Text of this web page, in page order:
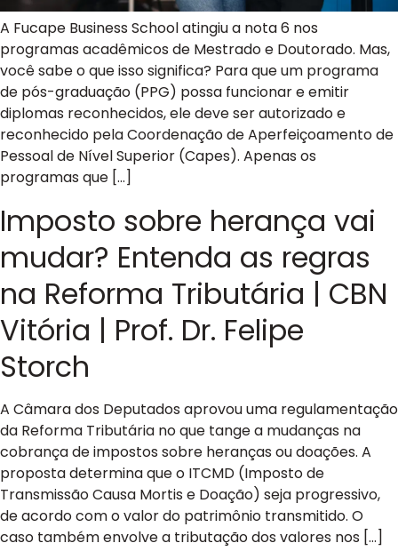
A Fucape Business School atingiu a nota 6 nos
programas acadêmicos de Mestrado e Doutorado. Mas,
você sabe o que isso significa? Para que um programa
de pós-graduação (PPG) possa funcionar e emitir
diplomas reconhecidos, ele deve ser autorizado e
reconhecido pela Coordenação de Aperfeiçoamento de
Pessoal de Nível Superior (Capes). Apenas os
programas que […]
Imposto sobre herança vai
mudar? Entenda as regras
na Reforma Tributária | CBN
Vitória | Prof. Dr. Felipe
Storch
A Câmara dos Deputados aprovou uma regulamentação
da Reforma Tributária no que tange a mudanças na
cobrança de impostos sobre heranças ou doações. A
proposta determina que o ITCMD (Imposto de
Transmissão Causa Mortis e Doação) seja progressivo,
de acordo com o valor do patrimônio transmitido. O
caso também envolve a tributação dos valores nos […]